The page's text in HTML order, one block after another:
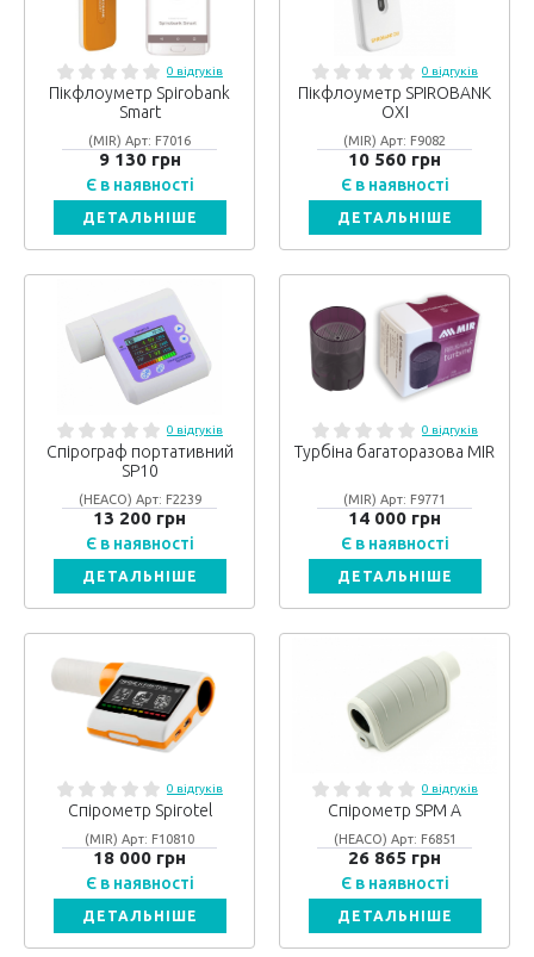
0 відгуків
Пікфлоуметр Spirobank
Smart
(MIR) Арт: F7016
9 130 грн
Є в наявності
ДЕТАЛЬНІШЕ
0 відгуків
Пікфлоуметр SPIROBANK
OXI
(MIR) Арт: F9082
10 560 грн
Є в наявності
ДЕТАЛЬНІШЕ
0 відгуків
Спірограф портативний
SP10
(HEACO) Арт: F2239
13 200 грн
Є в наявності
ДЕТАЛЬНІШЕ
0 відгуків
Турбіна багаторазова MIR
(MIR) Арт: F9771
14 000 грн
Є в наявності
ДЕТАЛЬНІШЕ
0 відгуків
Спірометр Spirotel
(MIR) Арт: F10810
18 000 грн
Є в наявності
ДЕТАЛЬНІШЕ
0 відгуків
Спірометр SPМ A
(HEACO) Арт: F6851
26 865 грн
Є в наявності
ДЕТАЛЬНІШЕ